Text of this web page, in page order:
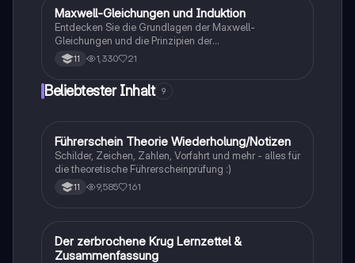
machen möchten.
Physik
Maxwell-Gleichungen und Induktion
Entdecken Sie die Grundlagen der Maxwell-
Gleichungen und die Prinzipien der
elektromagnetischen Induktion. Diese
Zusammenfassung behandelt zentrale Konzepte wie
Selbstinduktion und die Funktionsweise von
vertiefen möchten.
11 1,330 21
Beliebtester Inhalt 9
Lerntipps
Führerschein Theorie Wiederholung/Notizen
Schilder, Zeichen, Zahlen, Vorfahrt und mehr - alles für
die theoretische Führerscheinprüfung :)
11 9,585 161
Deutsch
Der zerbrochene Krug Lernzettel &
Zusammenfassung